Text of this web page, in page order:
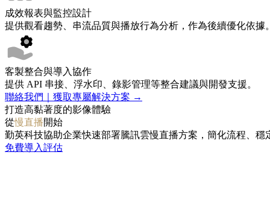
成效報表與監控設計
提供觀看趨勢、串流品質與播放行為分析，作為後續優化依據。
客製整合與導入協作
提供 API 串接、浮水印、錄影管理等整合建議與開發支援。
聯絡我們｜獲取專屬解決方案 →
打造高黏著度的影像體驗
從慢直播開始
勤英科技協助企業快速部署騰訊雲慢直播方案，簡化流程、穩
免費導入評估